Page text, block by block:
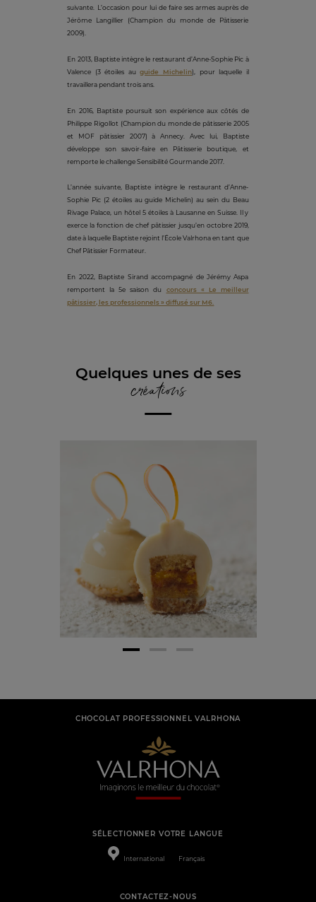
suivante. L’occasion pour lui de faire ses armes auprès de
Jérôme Langillier (Champion du monde de Pâtisserie
2009).
En 2013, Baptiste intègre le restaurant d’Anne-Sophie Pic à
Valence (3 étoiles auguide Michelin), pour laquelle il
travaillera pendant trois ans.
En 2016, Baptiste poursuit son expérience aux côtés de
Philippe Rigollot (Champion du monde de pâtisserie 2005
et MOF pâtissier 2007) à Annecy. Avec lui, Baptiste
développe son savoir-faire en Pâtisserie boutique, et
remporte le challenge Sensibilité Gourmande 2017.
L’année suivante, Baptiste intègre le restaurant d’Anne-
Sophie Pic (2 étoiles au guide Michelin) au sein du Beau
Rivage Palace, un hôtel 5 étoiles à Lausanne en Suisse. Il y
exerce la fonction de chef pâtissier jusqu’en octobre 2019,
date à laquelle Baptiste rejoint l’École Valrhona en tant que
Chef Pâtissier Formateur.
En 2022, Baptiste Sirand accompagné de Jérémy Aspa
remportent la 5e saison du concours « Le meilleur
pâtissier, les professionnels » diffusé sur M6.
Quelques unes de ses
créations
CHOCOLAT PROFESSIONNEL VALRHONA
SÉLECTIONNER VOTRE LANGUE
International Français
CONTACTEZ-NOUS